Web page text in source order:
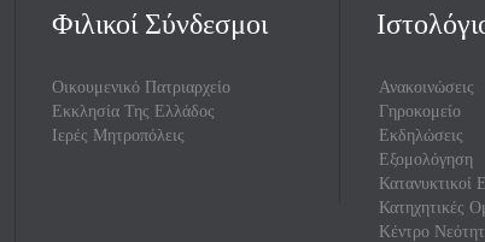
Φιλικοί Σύνδεσμοι
Οικουμενικό Πατριαρχείο
Εκκλησία Της Ελλάδος
Ιερές Μητροπόλεις
Ανακοινώσεις
Γηροκομείο
Εκδηλώσεις
Εξομολόγηση
Κατανυκτικοί
Κατηχητικές
Κέντρο